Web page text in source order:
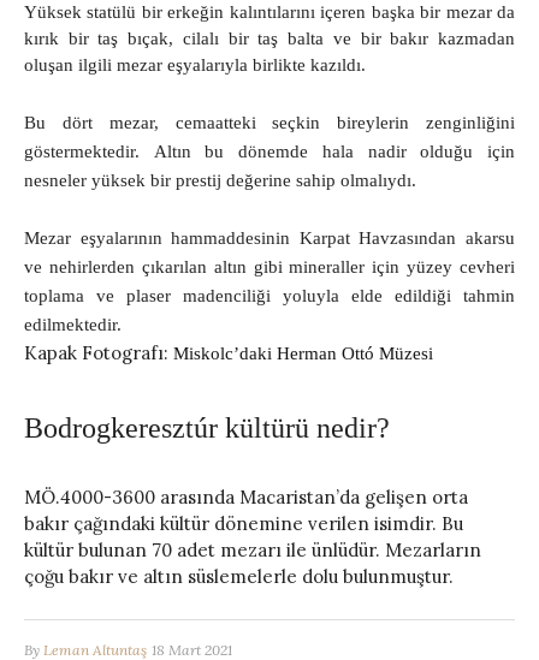
Yüksek statülü bir erkeğin kalıntılarını içeren başka bir mezar da
kırık bir taş bıçak, cilalı bir taş balta ve bir bakır kazmadan
oluşan ilgili mezar eşyalarıyla birlikte kazıldı.
Bu dört mezar, cemaatteki seçkin bireylerin zenginliğini
göstermektedir. Altın bu dönemde hala nadir olduğu için
nesneler yüksek bir prestij değerine sahip olmalıydı.
Mezar eşyalarının hammaddesinin Karpat Havzasından akarsu
ve nehirlerden çıkarılan altın gibi mineraller için yüzey cevheri
toplama ve plaser madenciliği yoluyla elde edildiği tahmin
edilmektedir.
Kapak Fotografı: Miskolc’daki Herman Ottó Müzesi
Bodrogkeresztúr kültürü nedir?
MÖ.4000-3600 arasında Macaristan’da gelişen orta
bakır çağındaki kültür dönemine verilen isimdir. Bu
kültür bulunan 70 adet mezarı ile ünlüdür. Mezarların
çoğu bakır ve altın süslemelerle dolu bulunmuştur.
By Leman Altuntaş 18 Mart 2021